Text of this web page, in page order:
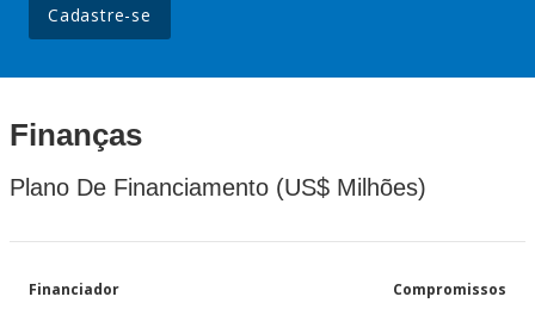
Cadastre-se
Finanças
Plano De Financiamento (US$ Milhões)
Financiador Compromissos